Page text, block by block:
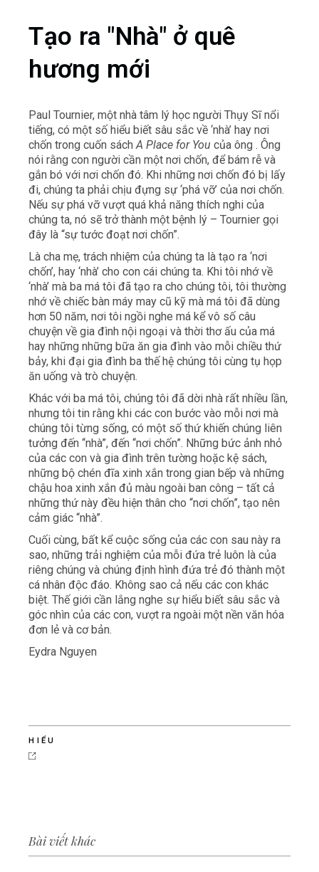
Tạo ra "Nhà" ở quê
hương mới
Paul Tournier, một nhà tâm lý học người Thụy Sĩ nổi
tiếng, có một số hiểu biết sâu sắc về ‘nhà’ hay nơi
chốn trong cuốn sáchA Place for You của ông . Ông
nói rằng con người cần một nơi chốn, để bám rễ và
gắn bó với nơi chốn đó. Khi những nơi chốn đó bị lấy
đi, chúng ta phải chịu đựng sự ‘phá vỡ’ của nơi chốn.
Nếu sự phá vỡ vượt quá khả năng thích nghi của
chúng ta, nó sẽ trở thành một bệnh lý – Tournier gọi
đây là “sự tước đoạt nơi chốn”.
Là cha mẹ, trách nhiệm của chúng ta là tạo ra ‘nơi
chốn’, hay ‘nhà’ cho con cái chúng ta. Khi tôi nhớ về
‘nhà’ mà ba má tôi đã tạo ra cho chúng tôi, tôi thường
nhớ về chiếc bàn máy may cũ kỹ mà má tôi đã dùng
hơn 50 năm, nơi tôi ngồi nghe má kể vô số câu
chuyện về gia đình nội ngoại và thời thơ ấu của má
hay những những bữa ăn gia đình vào mỗi chiều thứ
bảy, khi đại gia đình ba thế hệ chúng tôi cùng tụ họp
ăn uống và trò chuyện.
Khác với ba má tôi, chúng tôi đã dời nhà rất nhiều lần,
nhưng tôi tin rằng khi các con bước vào mỗi nơi mà
chúng tôi từng sống, có một số thứ khiến chúng liên
tưởng đến “nhà”, đến “nơi chốn”. Những bức ảnh nhỏ
của các con và gia đình trên tường hoặc kệ sách,
những bộ chén đĩa xinh xắn trong gian bếp và những
chậu hoa xinh xắn đủ màu ngoài ban công – tất cả
những thứ này đều hiện thân cho “nơi chốn”, tạo nên
cảm giác “nhà”.
Cuối cùng, bất kể cuộc sống của các con sau này ra
sao, những trải nghiệm của mỗi đứa trẻ luôn là của
riêng chúng và chúng định hình đứa trẻ đó thành một
cá nhân độc đáo. Không sao cả nếu các con khác
biệt. Thế giới cần lắng nghe sự hiểu biết sâu sắc và
góc nhìn của các con, vượt ra ngoài một nền văn hóa
đơn lẻ và cơ bản.
Eydra Nguyen
HIỂU
Bài viết khác